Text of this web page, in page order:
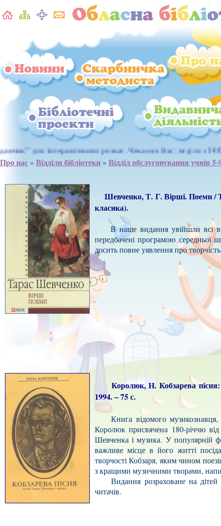
Вас: неділя з 14:00 до 16:00, понеділок, четвер,
Про нас» Відділи бібліотеки» Відділ обслуговування учнів 5-
Шевченко, Т. Г. Вірші. Поеми /
класика).
В наше видання увійшли всі
передбачені програмою середньої
досить повне уявлення про
Королюк, Н. Кобзарева пісня:
1994. – 75 с.
Книга відомого музикознавця,
Королюк присвячена 180-річчю
Шевченка і музика. У популярній
важливе місце в його житті
творчості Кобзаря, яким чином
з кращими музичними творами,
Видання розраховане на дітей
читачів.